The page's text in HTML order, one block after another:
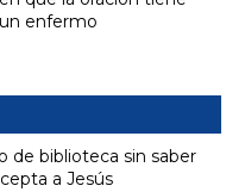
enfermo
de biblioteca sin saber
a Jesús